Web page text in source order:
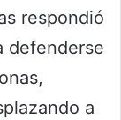
respondió
defenderse
a